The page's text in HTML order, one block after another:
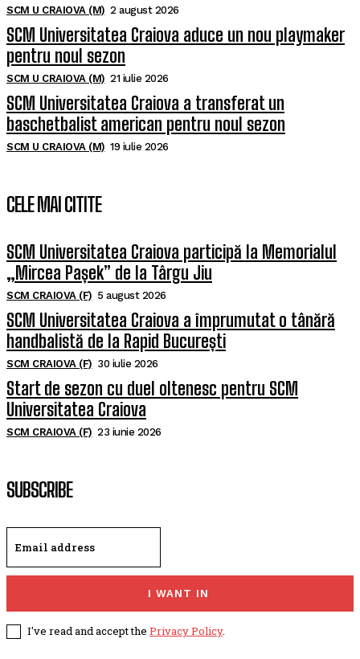
SCM U CRAIOVA (M) 2 august 2026
SCM Universitatea Craiova aduce un nou playmaker
pentru noul sezon
SCM U CRAIOVA (M) 21 iulie 2026
SCM Universitatea Craiova a transferat un
baschetbalist american pentru noul sezon
SCM U CRAIOVA (M) 19 iulie 2026
CELE MAI CITITE
SCM Universitatea Craiova participă la Memorialul
„Mircea Pașek” de la Târgu Jiu
SCM CRAIOVA (F) 5 august 2026
SCM Universitatea Craiova a împrumutat o tânără
handbalistă de la Rapid București
SCM CRAIOVA (F) 30 iulie 2026
Start de sezon cu duel oltenesc pentru SCM
Universitatea Craiova
SCM CRAIOVA (F) 23 iunie 2026
SUBSCRIBE
I WANT IN
I've read and accept the Privacy Policy.